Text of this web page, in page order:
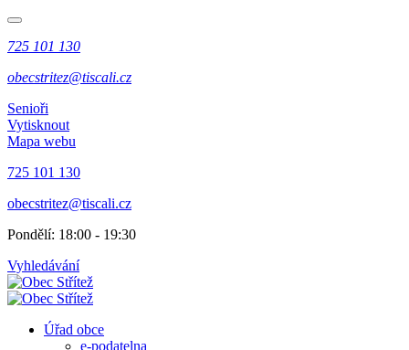
725 101 130
obecstritez@tiscali.cz
Senioři
Vytisknout
Mapa webu
725 101 130
obecstritez@tiscali.cz
Pondělí: 18:00 - 19:30
Vyhledávání
Úřad obce
e-podatelna